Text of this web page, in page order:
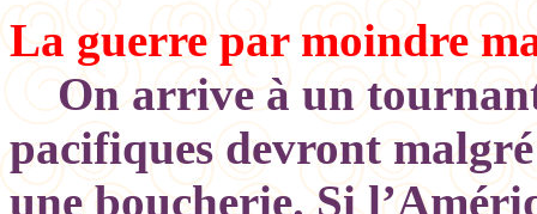
La guerre par moindre
On arrive à un tournant
pacifiques devront
une boucherie. Si